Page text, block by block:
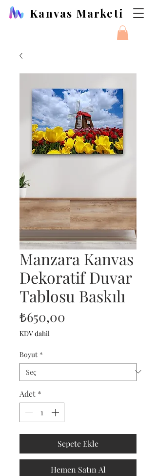
Kanvas Marketi
Manzara Kanvas
Dekoratif Duvar
Tablosu Baskılı
₺650,00
KDV dahil
Boyut *
Adet *
Sepete Ekle
Hemen Satın Al